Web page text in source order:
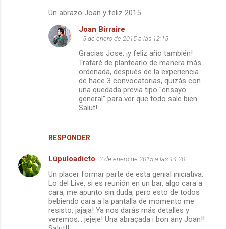
Un abrazo Joan y feliz 2015
RESPONDER
Joan Birraire
5 de enero de 2015 a las 12:15
Gracias Jose, ¡y feliz año también!
Trataré de plantearlo de manera más
ordenada, después de la experiencia
de hace 3 convocatorias, quizás con
una quedada previa tipo "ensayo
general" para ver que todo sale bien.
Salut!
Lúpuloadicto 2 de enero de 2015 a las 14:20
Un placer formar parte de esta genial iniciativa.
Lo del Live, si es reunión en un bar, algo cara a
cara, me apunto sin duda, pero esto de todos
bebiendo cara a la pantalla de momento me
resisto, jajaja! Ya nos darás más detalles y
veremos... jejeje! Una abraçada i bon any Joan!!